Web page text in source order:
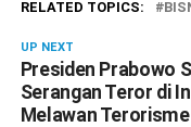
RELATED TOPICS:
UP NEXT
Presiden Prabowo
Serangan Teror di
Melawan Terorisme